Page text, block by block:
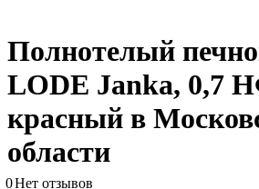
Полнотелый
LODE Janka, 0,7
красный в
области
0Нет отзывов